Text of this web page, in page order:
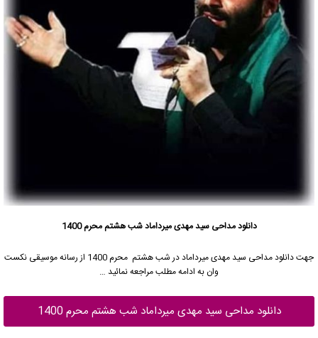
دانلود مداحی سید مهدی میرداماد شب هشتم محرم 1400
جهت دانلود مداحی سید مهدی میرداماد
در شب هشتم محرم 1400 از رسانه موسیقی نکست
وان به ادامه مطلب مراجعه نمائید …
دانلود مداحی سید مهدی میرداماد شب هشتم محرم 1400